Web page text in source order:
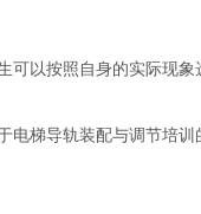
以按照自身的实际现
梯导轨装配与调节培